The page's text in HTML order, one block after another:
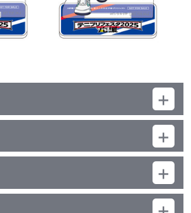
ポストカード
分+特典62分)+EXTRA DISC：152分
ﾙ(ｽﾃﾚｵ)／片面2層×2枚／16:9(ｽｸｲｰｽﾞ)／